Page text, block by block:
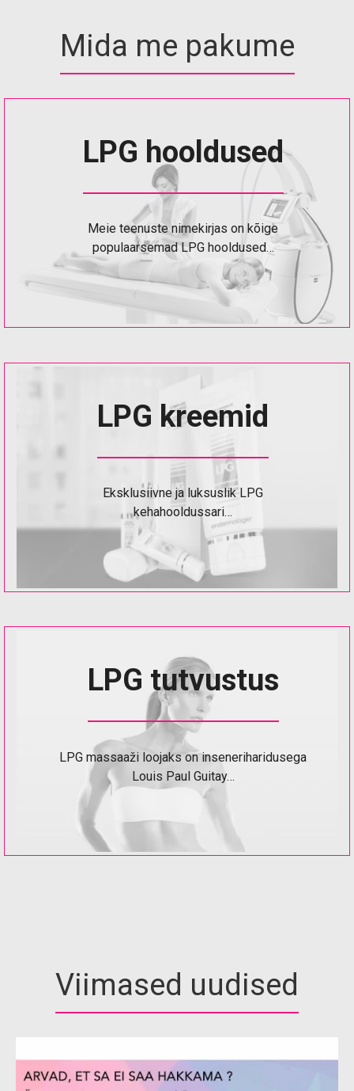
Mida me pakume
LPG hooldused
Meie teenuste nimekirjas on kõige
populaarsemad LPG hooldused…
LPG kreemid
Eksklusiivne ja luksuslik LPG
kehahooldussari…
LPG tutvustus
LPG massaaži loojaks on inseneriharidusega
Louis Paul Guitay…
Viimased uudised